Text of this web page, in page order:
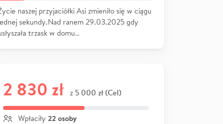
naszej przyjaciółki Asi zmieniło się w ciągu
sekundy.Nad ranem 29.03.2025 gdy
trzask w domu…
2 830 zł z 5 000 zł (Cel)
Wpłaciły 22 osoby